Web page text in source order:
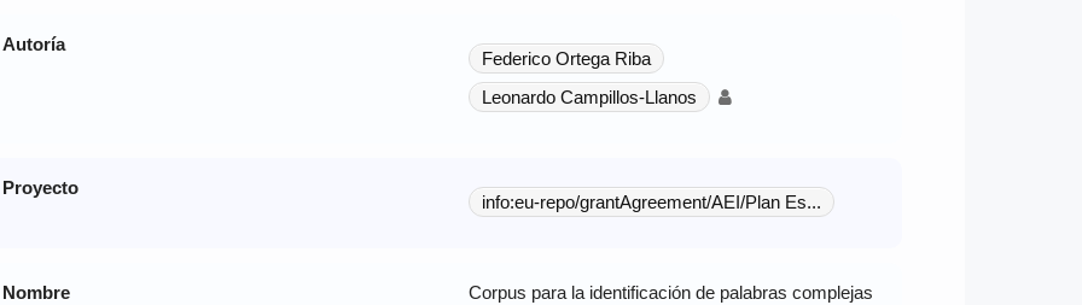
Autoría
Federico Ortega Riba
Leonardo Campillos-Llanos
Proyecto
info:eu-repo/grantAgreement/AEI/Plan Es...
Nombre
Corpus para la identificación de palabras complejas